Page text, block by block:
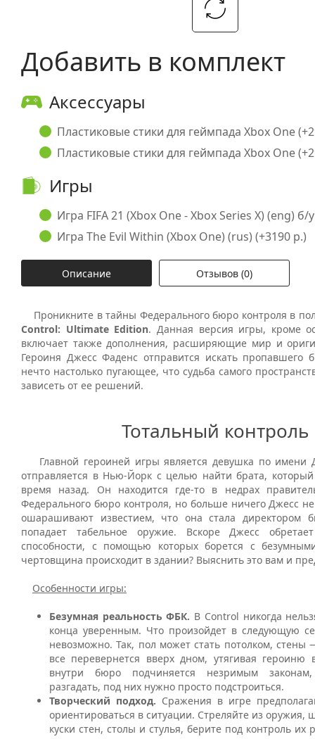
Добавить в комплект
Аксессуары
Пластиковые стики для геймпада Xbox One
Пластиковые стики для геймпада Xbox One
Игры
Игра FIFA 21 (Xbox One - Xbox Series X) (eng) б/
Игра The Evil Within (Xbox One) (rus) (+3190 р.)
Описание Отзывов (0)
Проникните в тайны Федерального бюро контроля в
Control: Ultimate Edition. Данная версия игры, кроме
включает также дополнения, расширяющие мир и
Героиня Джесс Фаденс отправится искать пропавшего
нечто настолько пугающее, что судьба самого
зависеть от ее решений.
Тотальный контроль
Главной героиней игры является девушка по имени
отправляется в Нью-Йорк с целью найти брата,
время назад. Он находится где-то в недрах
Федерального бюро контроля, но больше ничего Джесс
ошарашивают известием, что она стала директором
попадает табельное оружие. Вскоре Джесс
способности, с помощью которых борется с
чертовщина происходит в здании? Выяснить это вам и
Особенности игры:
Безумная реальность ФБК. В Control никогда
конца уверенным. Что произойдет в следующую
невозможно. Так, пол может стать потолком, стены
все перевернется вверх дном, утягивая героиню
внутри бюро подчиняется незримым
разгадать, под них нужно просто подстроиться.
Творческий подход. Сражения в игре
ориентироваться в ситуации. Стреляйте из оружия,
куски стен, столы и стулья, берите под контроль их